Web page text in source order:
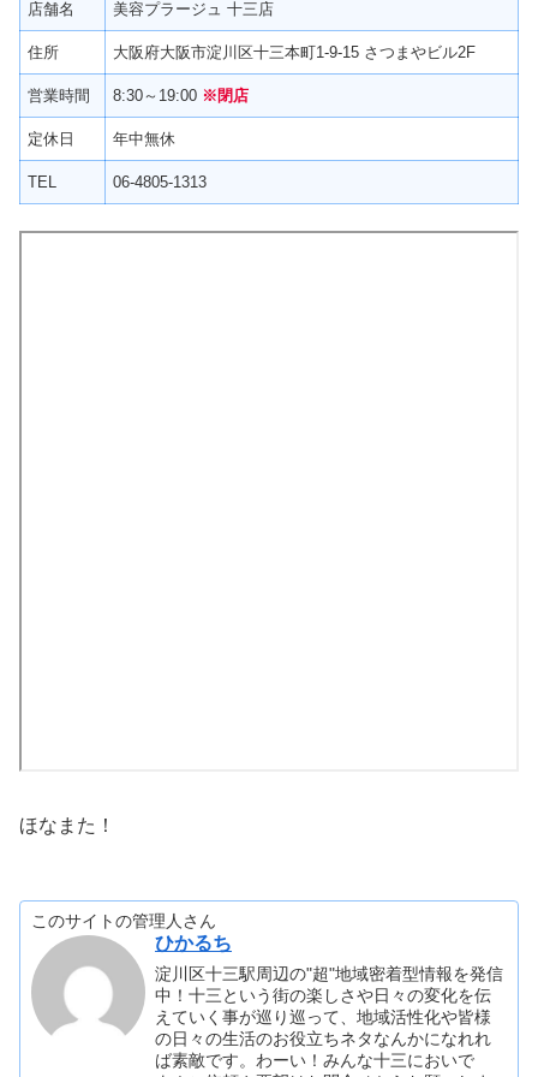
店舗名 美容プラージュ 十三店
住所 大阪府大阪市淀川区十三本町1-9-15 さつまやビル2F
営業時間 8:30～19:00 ※閉店
定休日 年中無休
TEL 06-4805-1313
ほなまた！
このサイトの管理人さん
ひかるち
淀川区十三駅周辺の"超"地域密着型情報を発信
中！十三という街の楽しさや日々の変化を伝
えていく事が巡り巡って、地域活性化や皆様
の日々の生活のお役立ちネタなんかになれれ
ば素敵です。わーい！みんな十三においで